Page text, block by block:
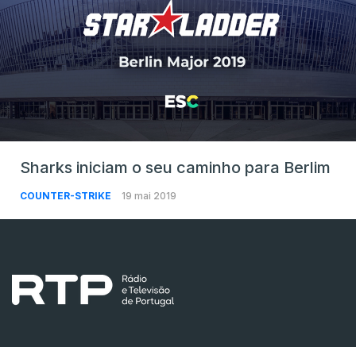
Sharks iniciam o seu caminho para Berlim
COUNTER-STRIKE 19 mai 2019